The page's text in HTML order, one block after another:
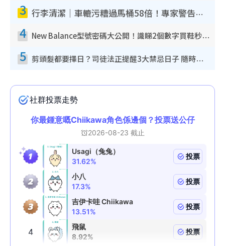
3 行李清潔｜車轆污糟過馬桶58倍！專家警告忌用酒精抹 教1招免污手除菌
4 New Balance型號密碼大公開！識睇2個數字買鞋秒知功能免中伏 附5大熱門鞋款
5 剪頭髮都要擇日？司徒法正提醒3大禁忌日子 隨時剪走財運！呢日剪髮恐「剪壽命」？